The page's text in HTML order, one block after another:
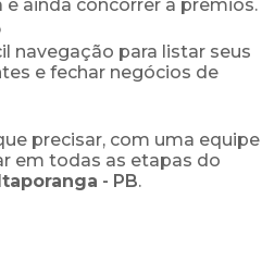
ainda concorrer a prêmios.
navegação para listar seus
e fechar negócios de
precisar, com uma equipe
em todas as etapas do
- PB.